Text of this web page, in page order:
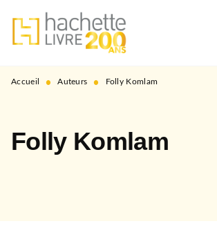
MENU RECHERCHE
PIED DE PAGE
Accueil • Auteurs • Folly Komlam
Folly Komlam